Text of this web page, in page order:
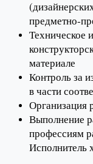
предметно-
Техническое
материале
Контроль за
в части
Организация
Выполнение
профессиям
Исполнитель